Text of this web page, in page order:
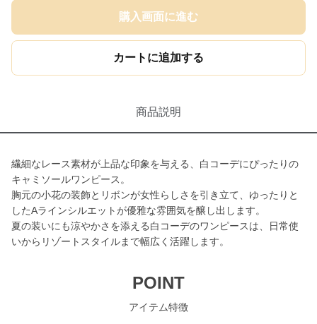
購入画面に進む
カートに追加する
商品説明
繊細なレース素材が上品な印象を与える、白コーデにぴったりの
キャミソールワンピース。
胸元の小花の装飾とリボンが女性らしさを引き立て、ゆったりと
したAラインシルエットが優雅な雰囲気を醸し出します。
夏の装いにも涼やかさを添える白コーデのワンピースは、日常使
いからリゾートスタイルまで幅広く活躍します。
POINT
アイテム特徴